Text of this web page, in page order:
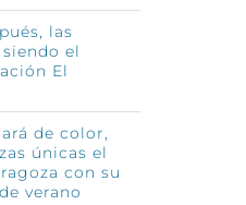
las
el
El
de color,
únicas el
con su
verano